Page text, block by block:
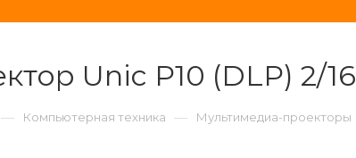
Unic P10 (DLP) 2/16
— Компьютерная техника — Мультимедиа-проекторы